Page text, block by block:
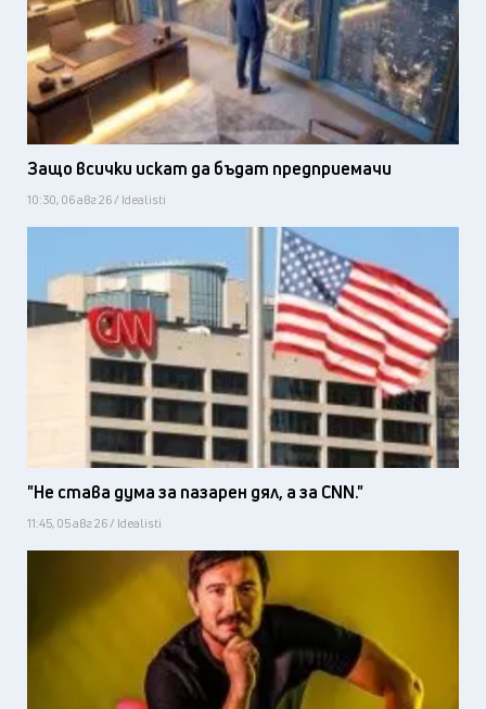
Защо всички искат да бъдат предприемачи
10:30, 06 авг 26 / Idealisti
"Не става дума за пазарен дял, а за CNN."
11:45, 05 авг 26 / Idealisti